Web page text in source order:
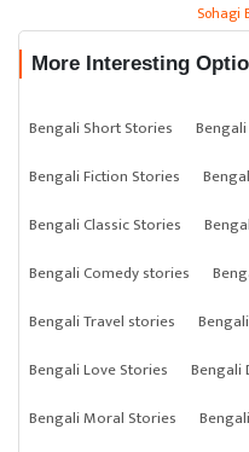
Sohagi
More Interesting
Bengali Short Stories
Bengali Fiction Stories
Bengali Classic Stories
Bengali Comedy stories
Bengali Travel stories
Bengali Love Stories
Bengali
Bengali Moral Stories